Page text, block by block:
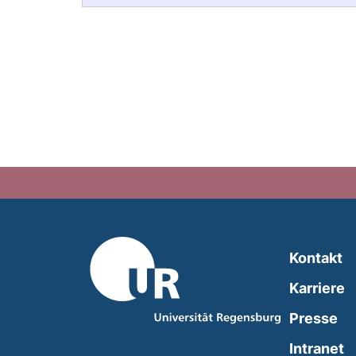
Kontakt
Karriere
Presse
Intranet